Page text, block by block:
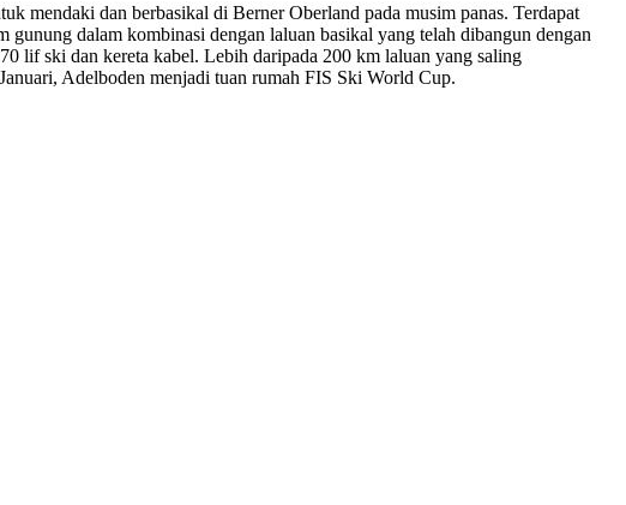
mendaki dan berbasikal di Berner Oberland pada musim panas. Terdapat
dalam kombinasi dengan laluan basikal yang telah dibangun dengan
lif ski dan kereta kabel. Lebih daripada 200 km laluan yang saling
Adelboden menjadi tuan rumah FIS Ski World Cup.